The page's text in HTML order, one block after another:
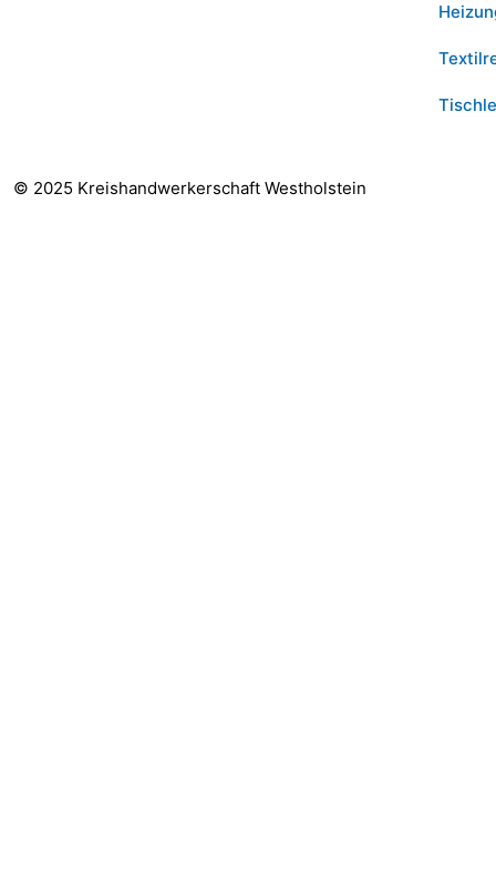
© 2025 Kreishandwerkerschaft Westholstein